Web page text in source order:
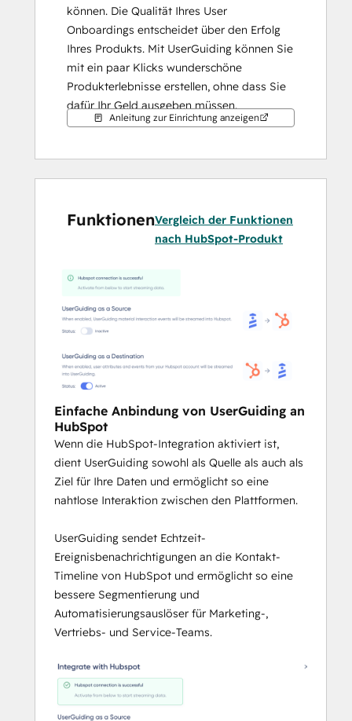
können. Die Qualität Ihres User
Onboardings entscheidet über den Erfolg
Ihres Produkts. Mit UserGuiding können Sie
mit ein paar Klicks wunderschöne
Produkterlebnisse erstellen, ohne dass Sie
dafür Ihr Geld ausgeben müssen.
HubSpot erfolgt in beide Richtungen und in
Echtzeit, sodass Sie nicht auf die
Anleitung zur Einrichtung anzeigen
FunktionenVergleich der Funktionen
nach HubSpot-Produkt
Einfache Anbindung von UserGuiding an
HubSpot
Wenn die HubSpot-Integration aktiviert ist,
dient UserGuiding sowohl als Quelle als auch als
Ziel für Ihre Daten und ermöglicht so eine
nahtlose Interaktion zwischen den Plattformen.
UserGuiding sendet Echtzeit-
Ereignisbenachrichtigungen an die Kontakt-
Timeline von HubSpot und ermöglicht so eine
bessere Segmentierung und
Automatisierungsauslöser für Marketing-,
Vertriebs- und Service-Teams.